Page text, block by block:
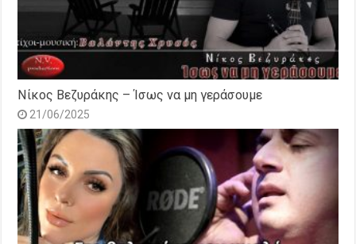
Νίκος Βεζυράκης – Ίσως να μη γεράσουμε
21/06/2025